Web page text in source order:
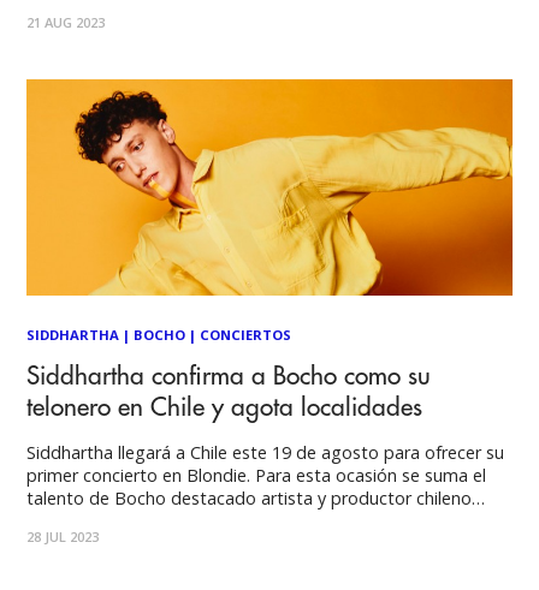
carrera totalmente consolidada dentro de la escena musical
21 AUG 2023
SIDDHARTHA | BOCHO | CONCIERTOS
Siddhartha confirma a Bocho como su
telonero en Chile y agota localidades
Siddhartha llegará a Chile este 19 de agosto para ofrecer su
primer concierto en Blondie. Para esta ocasión se suma el
talento de Bocho destacado artista y productor chileno
géneros como el Latin Pop, Latin Rock y la fusión
28 JUL 2023